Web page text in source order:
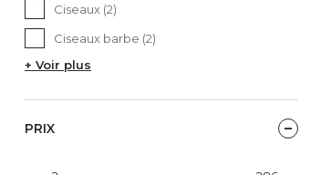
Ciseaux (2)
Ciseaux barbe (2)
+ Voir plus
PRIX